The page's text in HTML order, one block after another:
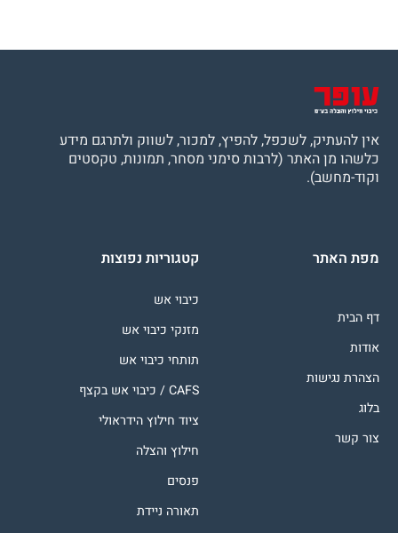
אין להעתיק, לשכפל, להפיץ, למכור, לשווק ולתרגם מידע
כלשהו מן האתר (לרבות סימני מסחר, תמונות, טקסטים
וקוד-מחשב).
מפת האתר
דף הבית
אודות
הצהרת נגישות
בלוג
צור קשר
קטגוריות נפוצות
כיבוי אש
מזנקי כיבוי אש
תותחי כיבוי אש
CAFS / כיבוי אש בקצף
ציוד חילוץ הידראולי
חילוץ והצלה
פנסים
תאורה ניידת